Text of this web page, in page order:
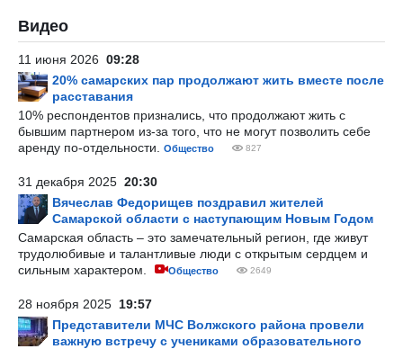
Видео
11 июня 2026 09:28
20% самарских пар продолжают жить вместе после
расставания
10% респондентов признались, что продолжают жить с
бывшим партнером из-за того, что не могут позволить себе
аренду по-отдельности.
Общество 827
31 декабря 2025 20:30
Вячеслав Федорищев поздравил жителей
Самарской области с наступающим Новым Годом
Самарская область – это замечательный регион, где живут
трудолюбивые и талантливые люди с открытым сердцем и
сильным характером.
Общество 2649
28 ноября 2025 19:57
Представители МЧС Волжского района провели
важную встречу с учениками образовательного